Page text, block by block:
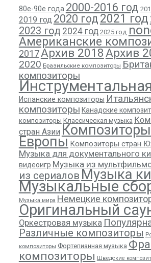
80е-90е года 2000-2016 год
2019 год 2020 год 2021 год
2023 год 2024 год 2025 год
Американские
2017Архив 2018Архив
2020 Бразильские композиторы
композиторы
Испанские композиторы
композиторы Канадские
композиторы Классическая музыка
стран Азии
Европы Композиторы стран
Музыка для документального
видеоигр Музыка из
из сериалов Музыка
Музыкальные
Музыка мира Немецкие
Оригинальный
Оркестровая музыка
Различные композиторы
композиторы Фортепианная музыка
композиторы Шведские